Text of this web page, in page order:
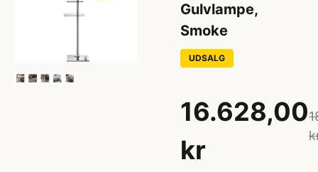
Gulvlampe,
Smoke
UDSALG
16.628,00
kr